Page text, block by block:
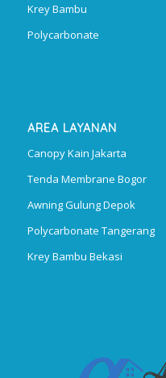
Krey Bambu
Polycarbonate
AREA LAYANAN
Canopy Kain Jakarta
Tenda Membrane Bogor
Awning Gulung Depok
Polycarbonate Tangerang
Krey Bambu Bekasi